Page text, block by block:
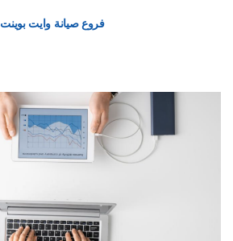
فروع صيانة وايت بوينت